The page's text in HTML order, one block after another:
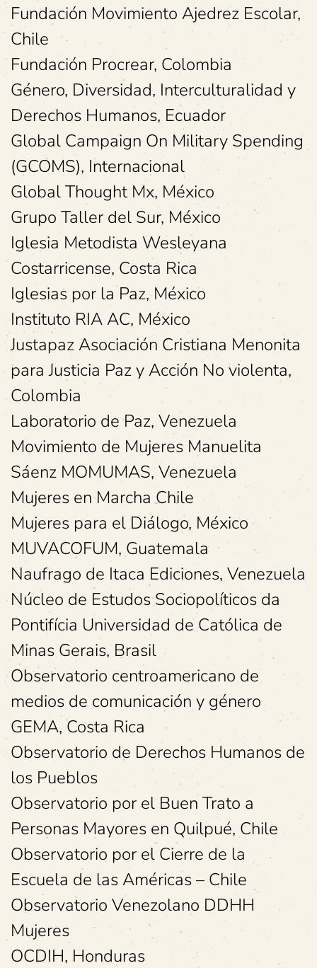
Fundación Movimiento Ajedrez Escolar,
Chile
Fundación Procrear, Colombia
Género, Diversidad, Interculturalidad y
Derechos Humanos, Ecuador
Global Campaign On Military Spending
(GCOMS), Internacional
Global Thought Mx, México
Grupo Taller del Sur, México
Iglesia Metodista Wesleyana
Costarricense, Costa Rica
Iglesias por la Paz, México
Instituto RIA AC, México
Justapaz Asociación Cristiana Menonita
para Justicia Paz y Acción No violenta,
Colombia
Laboratorio de Paz, Venezuela
Movimiento de Mujeres Manuelita
Sáenz MOMUMAS, Venezuela
Mujeres en Marcha Chile
Mujeres para el Diálogo, México
MUVACOFUM, Guatemala
Naufrago de Itaca Ediciones, Venezuela
Núcleo de Estudos Sociopolíticos da
Pontifícia Universidad de Católica de
Minas Gerais, Brasil
Observatorio centroamericano de
medios de comunicación y género
GEMA, Costa Rica
Observatorio de Derechos Humanos de
los Pueblos
Observatorio por el Buen Trato a
Personas Mayores en Quilpué, Chile
Observatorio por el Cierre de la
Escuela de las Américas – Chile
Observatorio Venezolano DDHH
Mujeres
OCDIH, Honduras